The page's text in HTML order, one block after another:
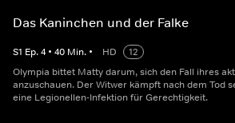
Das Kaninchen und der Falke
S1 Ep.4 • 40 Min. • HD
12
Olympia bittet Matty darum, sich den Fall ihres
anzuschauen. Der Witwer kämpft nach dem Tod
eine Legionellen-Infektion für Gerechtigkeit.